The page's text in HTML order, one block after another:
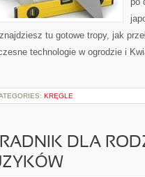
tu gotowe tropy, jak
technologie w ogrodzie i
KRĘGLE
DLA